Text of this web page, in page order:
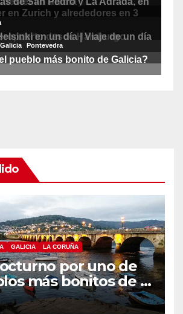
GALICIA LA CORUÑA
por uno de
más bonitos de A
Puentedeume